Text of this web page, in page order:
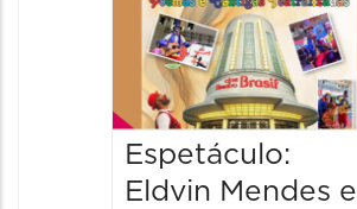
Espetáculo:
Eldvin Mendes e